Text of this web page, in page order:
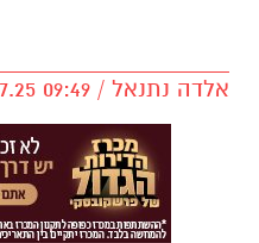
אלדה נתנאל / 09:49 06.07.25